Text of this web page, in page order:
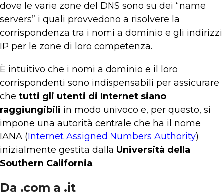
dove le varie zone del DNS sono su dei “name
servers” i quali provvedono a risolvere la
corrispondenza tra i nomi a dominio e gli indirizzi
IP per le zone di loro competenza.
È intuitivo che i nomi a dominio e il loro
corrispondenti sono indispensabili per assicurare
che tutti gli utenti di Internet siano
raggiungibili in modo univoco e, per questo, si
impone una autorità centrale che ha il nome
IANA (Internet Assigned Numbers Authority)
inizialmente gestita dalla Università della
Southern California.
Da .com a .it